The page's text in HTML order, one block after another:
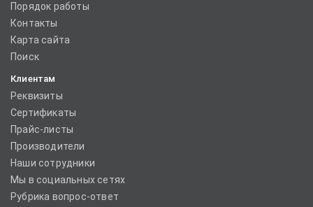
Порядок работы
Контакты
Карта сайта
Поиск
Клиентам
Реквизиты
Сертификаты
Прайс-листы
Производители
Наши сотрудники
Мы в социальных сетях
Рубрика вопрос-ответ